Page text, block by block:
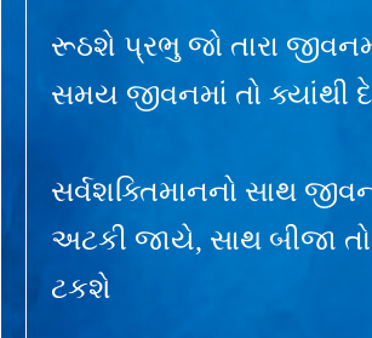
રૂઠશે પ્રભુ જો તારા
સમય જીવનમાં તો ક્યાંથી
સર્વશક્તિમાનનો સાથ
અટકી જાયે, સાથ બીજા તો
ટકશે